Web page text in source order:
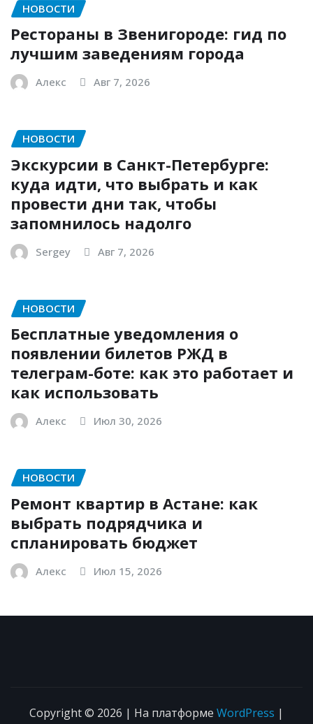
НОВОСТИ
Рестораны в Звенигороде: гид по
лучшим заведениям города
Алекс Авг 7, 2026
НОВОСТИ
Экскурсии в Санкт-Петербурге:
куда идти, что выбрать и как
провести дни так, чтобы
запомнилось надолго
Sergey Авг 7, 2026
НОВОСТИ
Бесплатные уведомления о
появлении билетов РЖД в
телеграм-боте: как это работает и
как использовать
Алекс Июл 30, 2026
НОВОСТИ
Ремонт квартир в Астане: как
выбрать подрядчика и
спланировать бюджет
Алекс Июл 15, 2026
Copyright © 2026 | На платформе WordPress |